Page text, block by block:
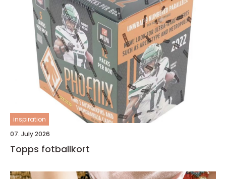
inspiration
07. July 2026
Topps fotballkort